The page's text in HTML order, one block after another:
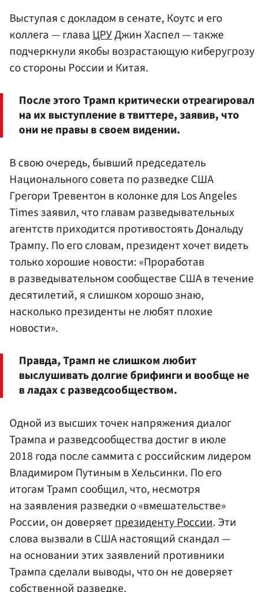
Выступая с докладом в сенате, Коутс и его
коллега — главаЦРУДжин Хаспел — также
подчеркнули якобы возрастающую киберугрозу
со стороны России и Китая.
После этого Трамп критически отреагировал
на их выступление в твиттере, заявив, что
они не правы в своем видении.
В свою очередь, бывший председатель
Национального совета по разведке США
Грегори Тревентон в колонке для Los Angeles
Times заявил, что главам разведывательных
агентств приходится противостоять Дональду
Трампу. По его словам, президент хочет видеть
только хорошие новости: «Проработав
в разведывательном сообществе США в течение
десятилетий, я слишком хорошо знаю,
насколько президенты не любят плохие
новости».
Правда, Трамп не слишком любит
выслушивать долгие брифинги и вообще не
в ладах с разведсообществом.
Одной из высших точек напряжения диалог
Трампа и разведсообщества достиг в июле
2018 года после саммита с российским лидером
Владимиром Путиным в Хельсинки. По его
итогам Трамп сообщил, что, несмотря
на заявления разведки о «вмешательстве»
России, он доверяетпрезиденту России. Эти
слова вызвали в США настоящий скандал —
на основании этих заявлений противники
Трампа сделали выводы, что он не доверяет
собственной разведке.